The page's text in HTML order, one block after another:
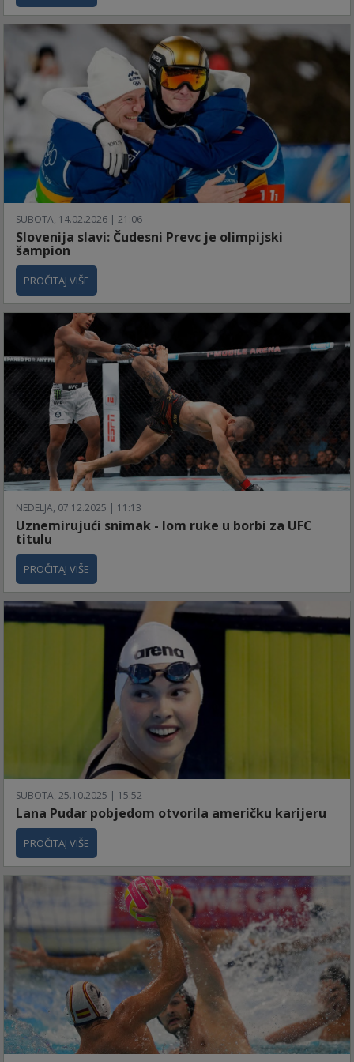
SUBOTA, 14.02.2026 | 21:06
Slovenija slavi: Čudesni Prevc je olimpijski
šampion
PROČITAJ VIŠE
NEDELJA, 07.12.2025 | 11:13
Uznemirujući snimak - lom ruke u borbi za UFC
titulu
PROČITAJ VIŠE
SUBOTA, 25.10.2025 | 15:52
Lana Pudar pobjedom otvorila američku karijeru
PROČITAJ VIŠE